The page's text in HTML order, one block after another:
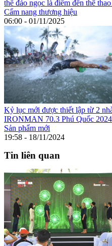
thế đảo ngọc là điểm đến thể
Cẩm nang thương hiệu
06:00 - 01/11/2025
Kỷ lục mới được thiết lập từ 2
IRONMAN 70.3 Phú Quốc 2024
Sản phẩm mới
19:58 - 18/11/2024
Tin liên quan